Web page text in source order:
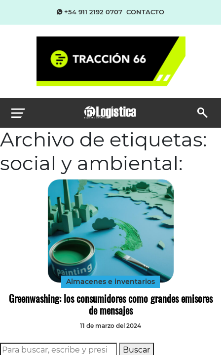
+54 911 2192 0707 CONTACTO
Archivo de etiquetas:
social y ambiental:
Almacenes e inventarios
Greenwashing: los consumidores como grandes emisores
de mensajes
11 de marzo del 2024
Buscar